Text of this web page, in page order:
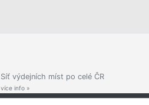
Síť výdejních míst po celé ČR
více info »